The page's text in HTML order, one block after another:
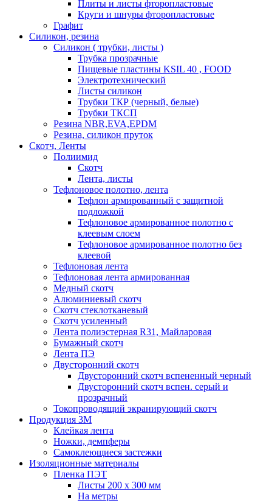
Плиты и листы фторопластовые
Круги и шнуры фторопластовые
Графит
Силикон, резина
Силикон ( трубки, листы )
Трубка прозрачные
Пищевые пластины KSIL 40 , FOOD
Электротехнический
Листы силикон
Трубки ТКР (черный, белые)
Трубки ТКСП
Резина NBR,EVA,EPDM
Резина, силикон пруток
Скотч, Ленты
Полиимид
Скотч
Лента, листы
Тефлоновое полотно, лента
Тефлон армированный с защитной
подложкой
Тефлоновое армированное полотно с
клеевым слоем
Тефлоновое армированное полотно без
клеевой
Тефлоновая лента
Тефлоновая лента армированная
Медный скотч
Алюминиевый скотч
Скотч стеклотканевый
Скотч усиленный
Лента полиэстерная R31, Майларовая
Бумажный скотч
Лента ПЭ
Двусторонний скотч
Двусторонний скотч вспененный черный
Двусторонний скотч вспен. серый и
прозрачный
Токопроводящий экранирующий скотч
Продукция 3M
Клейкая лента
Ножки, демпферы
Самоклеющиеся застежки
Изоляционные материалы
Пленка ПЭТ
Листы 200 х 300 мм
На метры